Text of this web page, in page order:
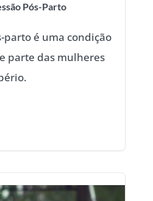
Pós-Parto
parto é uma condição
parte das mulheres